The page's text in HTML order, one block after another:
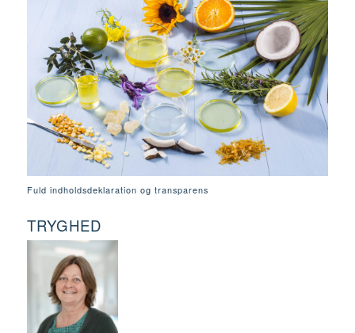
Fuld indholdsdeklaration og transparens
TRYGHED